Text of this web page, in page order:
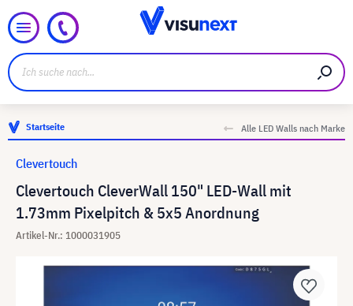
Startseite Alle LED Walls nach Marke
Clevertouch CleverWall 150" LED-Wall mit
1.73mm Pixelpitch & 5x5 Anordnung
Artikel-Nr.: 1000031905
Clevertouch